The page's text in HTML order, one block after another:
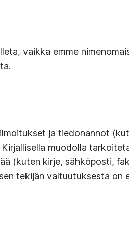
vaikka emme
ja tiedonannot
muodolla
(kuten kirje, sähköposti,
tekijän valtuutuksesta on